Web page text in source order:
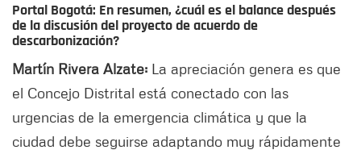
Portal Bogotá: En resumen, ¿cuál es el balance después
de la discusión del proyecto de acuerdo de
descarbonización?
Martín Rivera Alzate: La apreciación genera es que
el Concejo Distrital está conectado con las
urgencias de la emergencia climática y que la
ciudad debe seguirse adaptando muy rápidamente